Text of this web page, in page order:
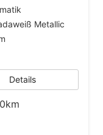
Metallic
Details